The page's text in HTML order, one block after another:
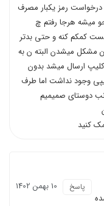
رمز یکبار مصرف
میشه هرجا رفتم چ
کمکم کنه و حتی بدتر
مشکل میشدن البته ن به
ارسال میشد بدون
وجود نداشت اما طرف
دوستای صمیمیم
کنید
10 بهمن 1402 پاسخ